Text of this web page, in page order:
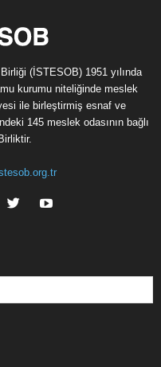
(İSTESOB) 1951 yılında
kurumu niteliğinde meslek
ile birleştirmiş esnaf ve
145 meslek odasının bağlı